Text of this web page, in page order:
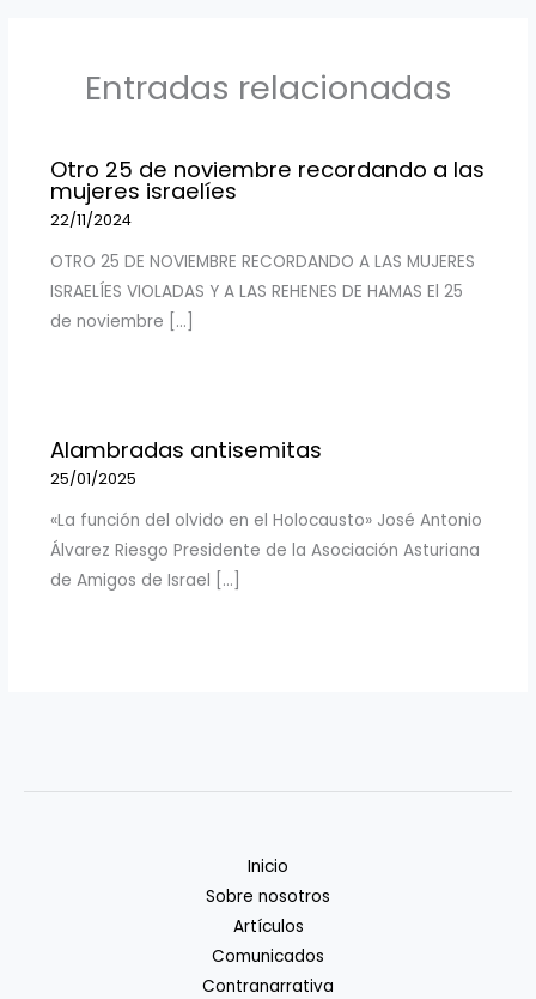
Entradas relacionadas
Otro 25 de noviembre recordando a las
mujeres israelíes
22/11/2024
OTRO 25 DE NOVIEMBRE RECORDANDO A LAS MUJERES
ISRAELÍES VIOLADAS Y A LAS REHENES DE HAMAS El 25
de noviembre […]
Alambradas antisemitas
25/01/2025
«La función del olvido en el Holocausto» José Antonio
Álvarez Riesgo Presidente de la Asociación Asturiana
de Amigos de Israel […]
Inicio
Sobre nosotros
Artículos
Comunicados
Contranarrativa